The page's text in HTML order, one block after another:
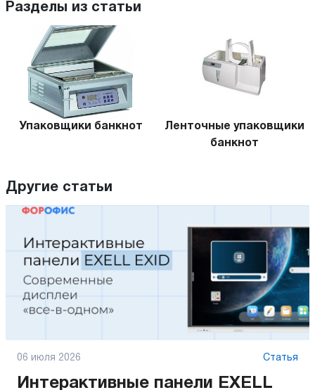
Разделы из статьи
Упаковщики банкнот
Ленточные упаковщики
банкнот
Другие статьи
06 июля 2026 Статья
Интерактивные панели EXELL